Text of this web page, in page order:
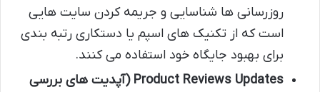
روزرسانی ها شناسایی و جریمه کردن سایت هایی
است که از تکنیک های اسپم یا دستکاری رتبه بندی
برای بهبود جایگاه خود استفاده می کنند.
Product Reviews Updates (آپدیت های بررسی